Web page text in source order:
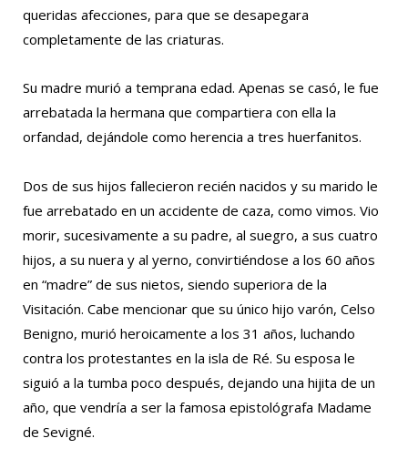
queridas afecciones, para que se desapegara
completamente de las criaturas.
Su madre murió a temprana edad. Apenas se casó, le fue
arrebatada la hermana que compartiera con ella la
orfandad, dejándole como herencia a tres huerfanitos.
Dos de sus hijos fallecieron recién nacidos y su marido le
fue arrebatado en un accidente de caza, como vimos. Vio
morir, sucesivamente a su padre, al suegro, a sus cuatro
hijos, a su nuera y al yerno, convirtiéndose a los 60 años
en “madre” de sus nietos, siendo superiora de la
Visitación. Cabe mencionar que su único hijo varón, Celso
Benigno, murió heroicamente a los 31 años, luchando
contra los protestantes en la isla de Ré. Su esposa le
siguió a la tumba poco después, dejando una hijita de un
año, que vendría a ser la famosa epistológrafa Madame
de Sevigné.